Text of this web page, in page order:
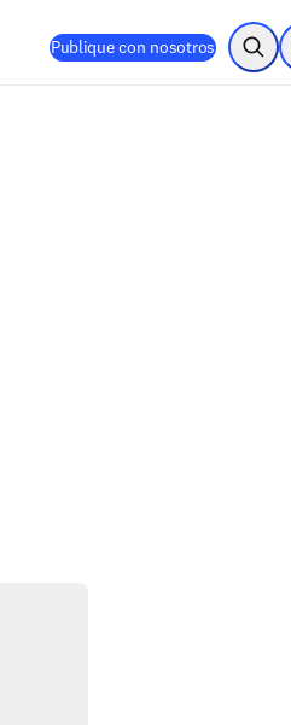
Publique con nosotros Abrir